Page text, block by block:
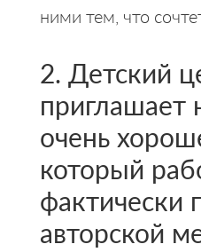
ними тем, что
2. Детский
приглашает
очень
который
фактически
авторской